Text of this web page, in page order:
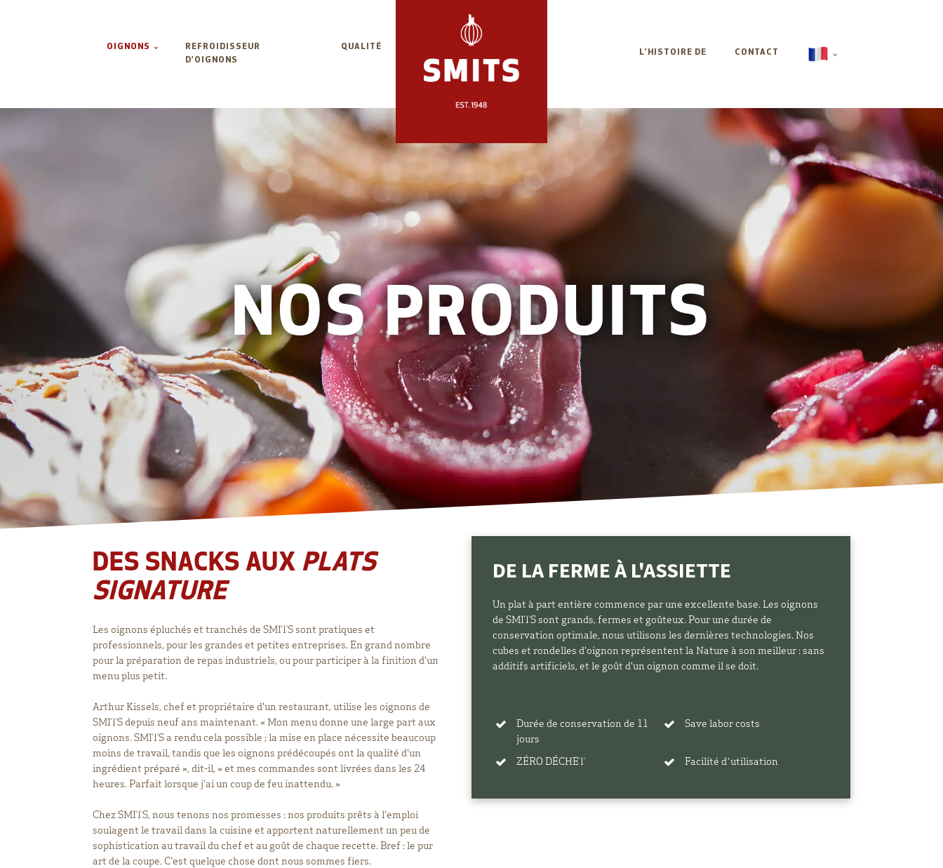
OIGNONS
REFROIDISSEUR
D'OIGNONS
QUALITÉ
L'HISTOIRE DE CONTACT
NOS PRODUITS
DES SNACKS AUX PLATS
SIGNATURE
Les oignons épluchés et tranchés de SMITS sont pratiques et
professionnels, pour les grandes et petites entreprises. En grand nombre
pour la préparation de repas industriels, ou pour participer à la finition d'un
menu plus petit.
Arthur Kissels, chef et propriétaire d'un restaurant, utilise les oignons de
SMITS depuis neuf ans maintenant. « Mon menu donne une large part aux
oignons. SMITS a rendu cela possible ; la mise en place nécessite beaucoup
moins de travail, tandis que les oignons prédécoupés ont la qualité d'un
ingrédient préparé », dit-il, « et mes commandes sont livrées dans les 24
heures. Parfait lorsque j'ai un coup de feu inattendu. »
Chez SMITS, nous tenons nos promesses : nos produits prêts à l'emploi
soulagent le travail dans la cuisine et apportent naturellement un peu de
sophistication au travail du chef et au goût de chaque recette. Bref : le pur
art de la coupe. C'est quelque chose dont nous sommes fiers.
DE LA FERME À L'ASSIETTE
Un plat à part entière commence par une excellente base. Les oignons
de SMITS sont grands, fermes et goûteux. Pour une durée de
conservation optimale, nous utilisons les dernières technologies. Nos
cubes et rondelles d'oignon représentent la Nature à son meilleur : sans
additifs artificiels, et le goût d'un oignon comme il se doit.
Durée de conservation de 11
jours
Save labor costs
ZÉRO DÉCHET Facilité d’utilisation